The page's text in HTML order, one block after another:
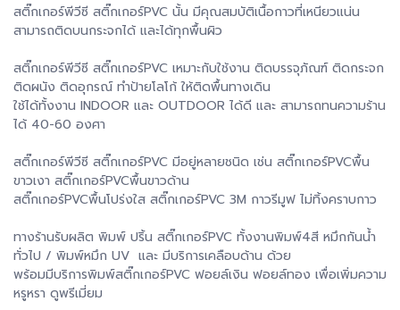
สติ๊กเกอร์พีวีซี สติ๊กเกอร์PVC นั้น มีคุณสมบัติเนื้อกาวที่เหนียวแน่น
สามารถติดบนกระจกได้ และได้ทุกพื้นผิว
สติ๊กเกอร์พีวีซี สติ๊กเกอร์PVC เหมาะกับใช้งาน ติดบรรจุภัณฑ์ ติดกระจก
ติดผนัง ติดอุกรณ์ ทำป้ายโลโก้ ให้ติดพื้นทางเดิน
ใช้ได้ทั้งงาน INDOOR และ OUTDOOR ได้ดี และ สามารถทนความร้าน
ได้ 40-60 องศา
สติ๊กเกอร์พีวีซี สติ๊กเกอร์PVC มีอยู่หลายชนิด เช่น สติ๊กเกอร์PVCพื้น
ขาวเงา สติ๊กเกอร์PVCพื้นขาวด้าน
สติ๊กเกอร์PVCพื้นโปร่งใส สติ๊กเกอร์PVC 3M กาวรีมูฟ ไม่ทิ้งคราบกาว
ทางร้านรับผลิต พิมพ์ ปริ้น สติ๊กเกอร์PVC ทั้งงานพิมพ์4สี หมึกกันน้ำ
ทั่วไป / พิมพ์หมึก UV และ มีบริการเคลือบด้าน ด้วย
พร้อมมีบริการพิมพ์สติ๊กเกอร์PVC ฟอยล์เงิน ฟอยล์ทอง เพื่อเพิ่มความ
หรูหรา ดูพรีเมี่ยม